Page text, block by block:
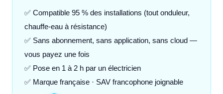
✅ Compatible 95 % des installations (tout onduleur,
chauffe-eau à résistance)
✅ Sans abonnement, sans application, sans cloud —
vous payez une fois
✅ Pose en 1 à 2 h par un électricien
✅ Marque française · SAV francophone joignable